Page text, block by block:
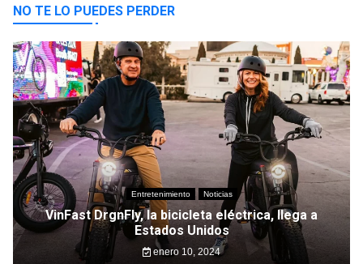
NO TE LO PUEDES PERDER
Entretenimiento Noticias
VinFast DrgnFly, la bicicleta eléctrica, llega a
Estados Unidos
enero 10, 2024